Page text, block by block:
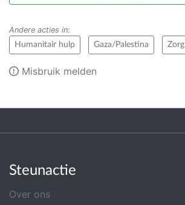
Andere acties in:
Humanitair hulp Gaza/Palestina Zorg
Misbruik melden
Steunactie
Over ons